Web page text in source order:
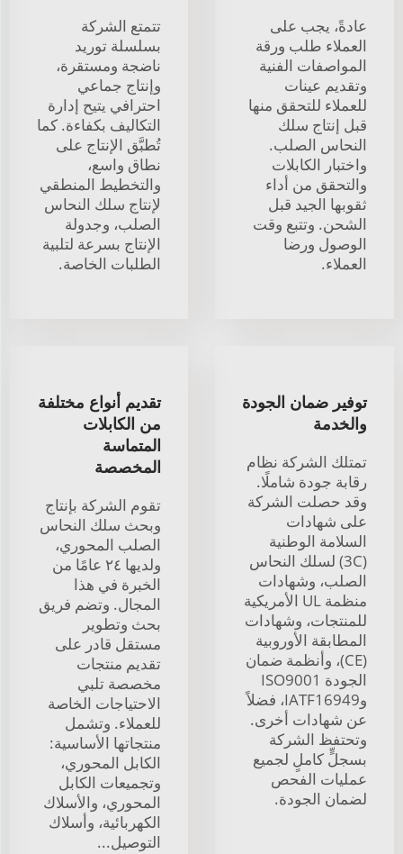
عادةً، يجب على
العملاء طلب ورقة
المواصفات الفنية
وتقديم عينات
للعملاء للتحقق منها
قبل إنتاج سلك
النحاس الصلب.
واختبار الكابلات
والتحقق من أداء
ثقوبها الجيد قبل
الشحن. وتتبع وقت
الوصول ورضا
العملاء.
تتمتع الشركة
بسلسلة توريد
ناضجة ومستقرة،
وإنتاج جماعي
احترافي يتيح إدارة
التكاليف بكفاءة. كما
تُطبَّق الإنتاج على
نطاق واسع،
والتخطيط المنطقي
لإنتاج سلك النحاس
الصلب، وجدولة
الإنتاج بسرعة لتلبية
الطلبات الخاصة.
توفير ضمان الجودة
والخدمة
تمتلك الشركة نظام
رقابة جودة شاملًا.
وقد حصلت الشركة
على شهادات
السلامة الوطنية
(3C) لسلك النحاس
الصلب، وشهادات
منظمة UL الأمريكية
للمنتجات، وشهادات
المطابقة الأوروبية
(CE)، وأنظمة ضمان
الجودة ISO9001
وIATF16949، فضلاً
عن شهادات أخرى.
وتحتفظ الشركة
بسجلٍّ كاملٍ لجميع
عمليات الفحص
لضمان الجودة.
تقديم أنواع مختلفة
من الكابلات
المتماسة
المخصصة
تقوم الشركة بإنتاج
وبحث سلك النحاس
الصلب المحوري،
ولديها ٢٤ عامًا من
الخبرة في هذا
المجال. وتضم فريق
بحث وتطوير
مستقل قادر على
تقديم منتجات
مخصصة تلبي
الاحتياجات الخاصة
للعملاء. وتشمل
منتجاتها الأساسية:
الكابل المحوري،
وتجميعات الكابل
المحوري، والأسلاك
الكهربائية، وأسلاك
التوصيل...